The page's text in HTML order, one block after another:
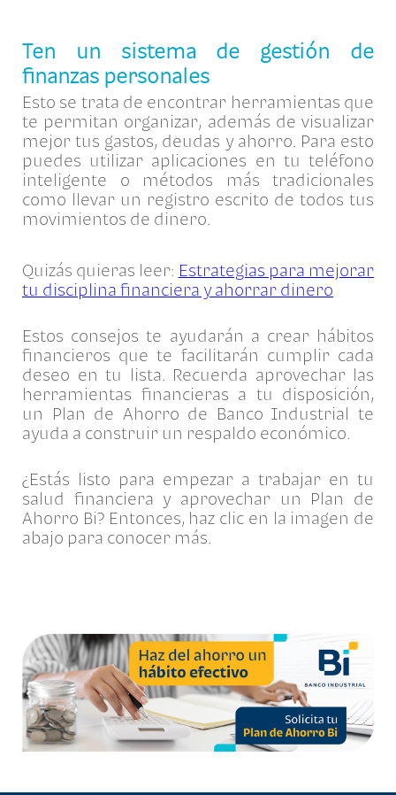
Ten un sistema de gestión de
finanzas personales
Esto se trata de encontrar herramientas que
te permitan organizar, además de visualizar
mejor tus gastos, deudas y ahorro. Para esto
puedes utilizar aplicaciones en tu teléfono
inteligente o métodos más tradicionales
como llevar un registro escrito de todos tus
movimientos de dinero.
Quizás quieras leer: Estrategias para mejorar
tu disciplina financiera y ahorrar dinero
Estos consejos te ayudarán a crear hábitos
financieros que te facilitarán cumplir cada
deseo en tu lista. Recuerda aprovechar las
herramientas financieras a tu disposición,
un Plan de Ahorro de Banco Industrial te
ayuda a construir un respaldo económico.
¿Estás listo para empezar a trabajar en tu
salud financiera y aprovechar un Plan de
Ahorro Bi? Entonces, haz clic en la imagen de
abajo para conocer más.